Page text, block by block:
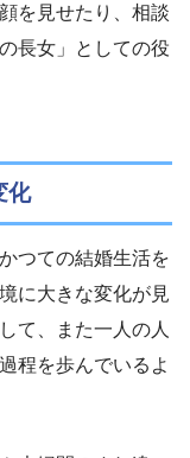
を見せたり、相談
長女」としての役
化
つての結婚生活を
に大きな変化が見
て、また一人の人
程を歩んでいるよ